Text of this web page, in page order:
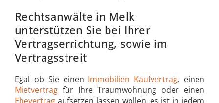
Rechtsanwälte in Melk
unterstützen Sie bei Ihrer
Vertragserrichtung, sowie im
Vertragsstreit
Egal ob Sie einen Immobilien Kaufvertrag, einen
Mietvertrag für Ihre Traumwohnung oder einen
Ehevertrag aufsetzen lassen wollen, es ist in jedem